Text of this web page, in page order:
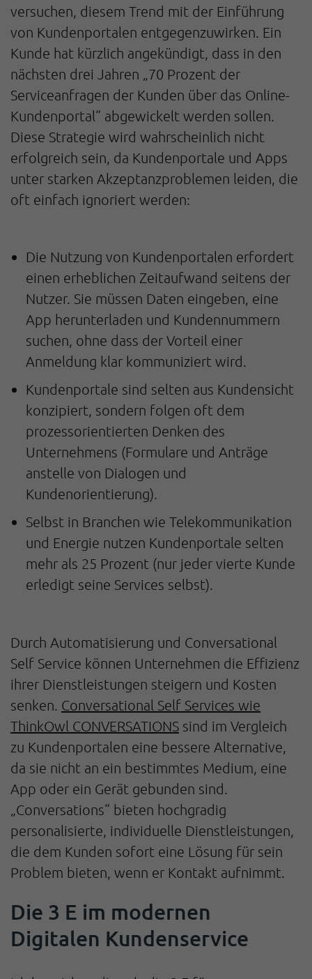
versuchen, diesem Trend mit der Einführung
von Kundenportalen entgegenzuwirken. Ein
Kunde hat kürzlich angekündigt, dass in den
nächsten drei Jahren „70 Prozent der
Serviceanfragen der Kunden über das Online-
Kundenportal“ abgewickelt werden sollen.
Diese Strategie wird wahrscheinlich nicht
erfolgreich sein, da Kundenportale und Apps
unter starken Akzeptanzproblemen leiden, die
oft einfach ignoriert werden:
Die Nutzung von Kundenportalen erfordert
einen erheblichen Zeitaufwand seitens der
Nutzer. Sie müssen Daten eingeben, eine
App herunterladen und Kundennummern
suchen, ohne dass der Vorteil einer
Anmeldung klar kommuniziert wird.
Kundenportale sind selten aus Kundensicht
konzipiert, sondern folgen oft dem
prozessorientierten Denken des
Unternehmens (Formulare und Anträge
anstelle von Dialogen und
Kundenorientierung).
Selbst in Branchen wie Telekommunikation
und Energie nutzen Kundenportale selten
mehr als 25 Prozent (nur jeder vierte Kunde
erledigt seine Services selbst).
Durch Automatisierung und Conversational
Self Service können Unternehmen die Effizienz
ihrer Dienstleistungen steigern und Kosten
senken. Conversational Self Services wie
ThinkOwl CONVERSATIONS sind im Vergleich
zu Kundenportalen eine bessere Alternative,
da sie nicht an ein bestimmtes Medium, eine
App oder ein Gerät gebunden sind.
„Conversations“ bieten hochgradig
personalisierte, individuelle Dienstleistungen,
die dem Kunden sofort eine Lösung für sein
Problem bieten, wenn er Kontakt aufnimmt.
Die 3 E im modernen
Digitalen Kundenservice